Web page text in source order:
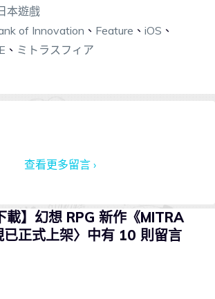
本遊戲
of Innovation 、 Feature 、 iOS 、
、 ミトラスフィア
查看更多留言 ›
】幻想 RPG 新作《MITRA
已正式上架〉中有 10 則留言